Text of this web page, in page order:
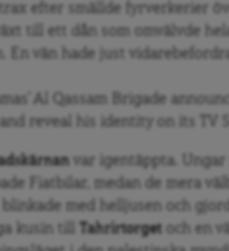
efter smällde fyrverkerier
till ett dån som omvälvde
En vän hade just
Al Qassam Brigade
reveal his identity on its TV
var igentäppta.
Fiatbilar, medan de mera
blinkade med helljusen och
kusin till Tahrirtorget och en